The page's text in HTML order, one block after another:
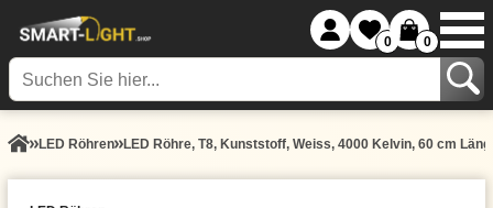
0 0
LED Röhren LED Röhre, T8, Kunststoff, Weiss, 4000 Kelvin, 60 cm